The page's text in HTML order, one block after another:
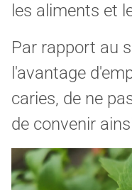
les aliments et
Par rapport au
l'avantage
caries, de ne
de convenir